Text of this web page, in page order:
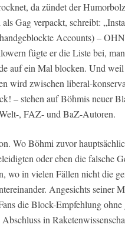
da zündet der
Gag verpackt, schreibt:
Accounts) –
fügte er die Liste bei,
auf ein Mal blocken. Und
wird zwischen liberal-
– stehen auf Böhmis neuer
, FAZ- und BaZ-Autoren.
Wo Böhmi zuvor
oder eben die falsche
wo in vielen Fällen nicht die
Angesichts seiner
die Block-Empfehlung ohne
in